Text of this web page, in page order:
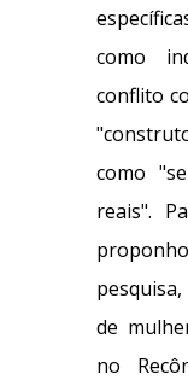
como
conflito
como
reais".
de
no